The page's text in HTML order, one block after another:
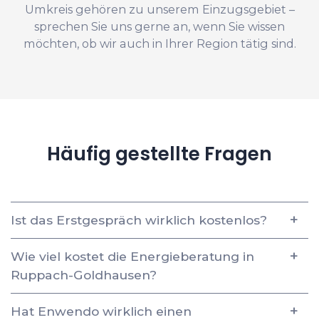
Umkreis gehören zu unserem Einzugsgebiet –
sprechen Sie uns gerne an, wenn Sie wissen
möchten, ob wir auch in Ihrer Region tätig sind.
Häufig gestellte Fragen
Ist das Erstgespräch wirklich kostenlos?
Wie viel kostet die Energieberatung in
Ruppach-Goldhausen?
Hat Enwendo wirklich einen